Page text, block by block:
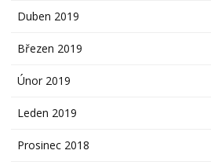
Duben 2019
Březen 2019
Únor 2019
Leden 2019
Prosinec 2018